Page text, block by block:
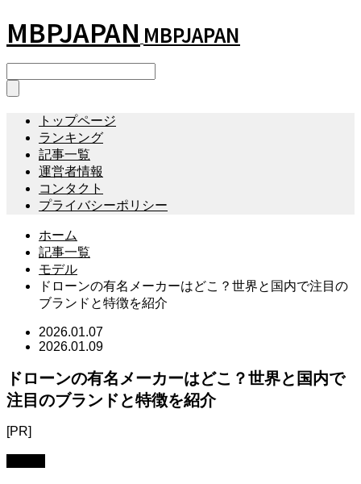
MBPJAPAN MBPJAPAN
トップページ
ランキング
記事一覧
運営者情報
コンタクト
プライバシーポリシー
ホーム
記事一覧
モデル
ドローンの有名メーカーはどこ？世界と国内で注目の
ブランドと特徴を紹介
2026.01.07
2026.01.09
ドローンの有名メーカーはどこ？世界と国内で
注目のブランドと特徴を紹介
[PR]